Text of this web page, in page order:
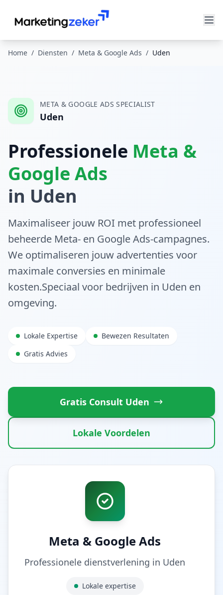
Home / Diensten / Meta & Google Ads / Uden
META & GOOGLE ADS SPECIALIST
Uden
Professionele Meta &
Google Ads
in Uden
Maximaliseer jouw ROI met professioneel
beheerde Meta- en Google Ads-campagnes.
We optimaliseren jouw advertenties voor
maximale conversies en minimale
kosten.Speciaal voor bedrijven in Uden en
omgeving.
Lokale Expertise
Bewezen Resultaten
Gratis Advies
Gratis Consult Uden
Lokale Voordelen
Meta & Google Ads
Professionele dienstverlening in Uden
Lokale expertise